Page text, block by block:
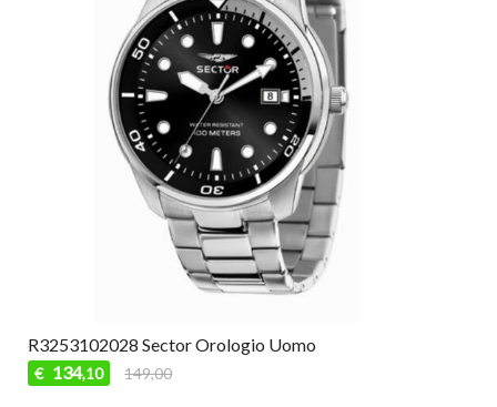
R3253102028 Sector Orologio Uomo
€ 134,10 149,00